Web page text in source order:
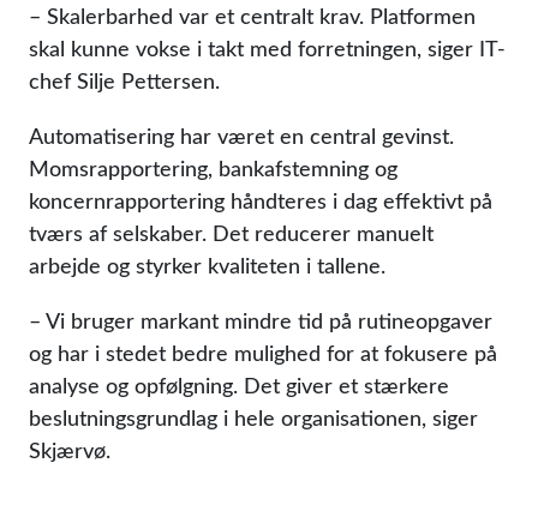
– Skalerbarhed var et centralt krav. Platformen
skal kunne vokse i takt med forretningen, siger IT-
chef Silje Pettersen.
Automatisering har været en central gevinst.
Momsrapportering, bankafstemning og
koncernrapportering håndteres i dag effektivt på
tværs af selskaber. Det reducerer manuelt
arbejde og styrker kvaliteten i tallene.
– Vi bruger markant mindre tid på rutineopgaver
og har i stedet bedre mulighed for at fokusere på
analyse og opfølgning. Det giver et stærkere
beslutningsgrundlag i hele organisationen, siger
Skjærvø.